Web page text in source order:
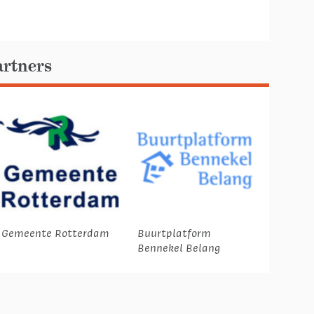
Gemeente Rotterdam
Buurtplatform
Bennekel Belang